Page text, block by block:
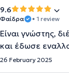
9.6
Φαίδρα • 1 review
Είναι γνώστης,
και έδωσε
26 February 2025